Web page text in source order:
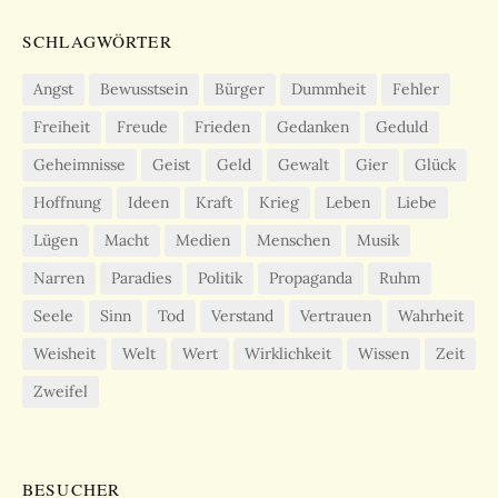
SCHLAGWÖRTER
Angst Bewusstsein Bürger Dummheit
Fehler
Freiheit
Freude Frieden Gedanken
Geduld
Geheimnisse
Geist Geld Gewalt Gier
Glück
Hoffnung
Ideen Kraft Krieg Leben
Liebe
Lügen
Macht Medien Menschen
Musik
Narren
Paradies Politik Propaganda
Ruhm
Seele
Sinn Tod Verstand Vertrauen
Wahrheit
Weisheit
Welt Wert Wirklichkeit Wissen
Zeit
Zweifel
BESUCHER